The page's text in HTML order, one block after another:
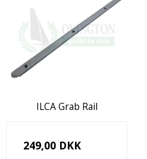
ILCA Grab Rail
249,00 DKK